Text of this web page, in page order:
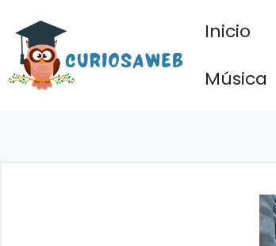
contenido
Inicio
Música